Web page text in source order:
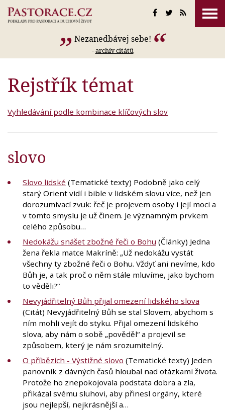
Nezanedbávej sebe!
-archív citátů
Rejstřík témat
Vyhledávání podle kombinace klíčových slov
slovo
Slovo lidské (Tematické texty) Podobně jako celý
starý Orient vidí i bible v lidském slovu více, než jen
dorozumívací zvuk: řeč je projevem osoby i její moci a
v tomto smyslu je už činem. Je významným prvkem
celého způsobu…
Nedokážu snášet zbožné řeči o Bohu (Články) Jedna
žena řekla matce Makríně: „Už nedokážu vystát
všechny ty zbožné řeči o Bohu. Vždyť ani nevíme, kdo
Bůh je, a tak proč o něm stále mluvíme, jako bychom
to věděli?“
Nevyjádřitelný Bůh přijal omezení lidského slova
(Citát) Nevyjádřitelný Bůh se stal Slovem, abychom s
ním mohli vejít do styku. Přijal omezení lidského
slova, aby nám o sobě „pověděl“ a projevil se
způsobem, který je nám srozumitelný.
O příbězích - Výstižné slovo (Tematické texty) Jeden
panovník z dávných časů hloubal nad otázkami života.
Protože ho znepokojovala podstata dobra a zla,
přikázal svému sluhovi, aby přinesl orgány, které
jsou nejlepší, nejkrásnější a…